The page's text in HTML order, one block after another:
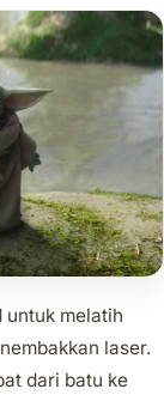
untuk melatih
laser.
dari batu ke